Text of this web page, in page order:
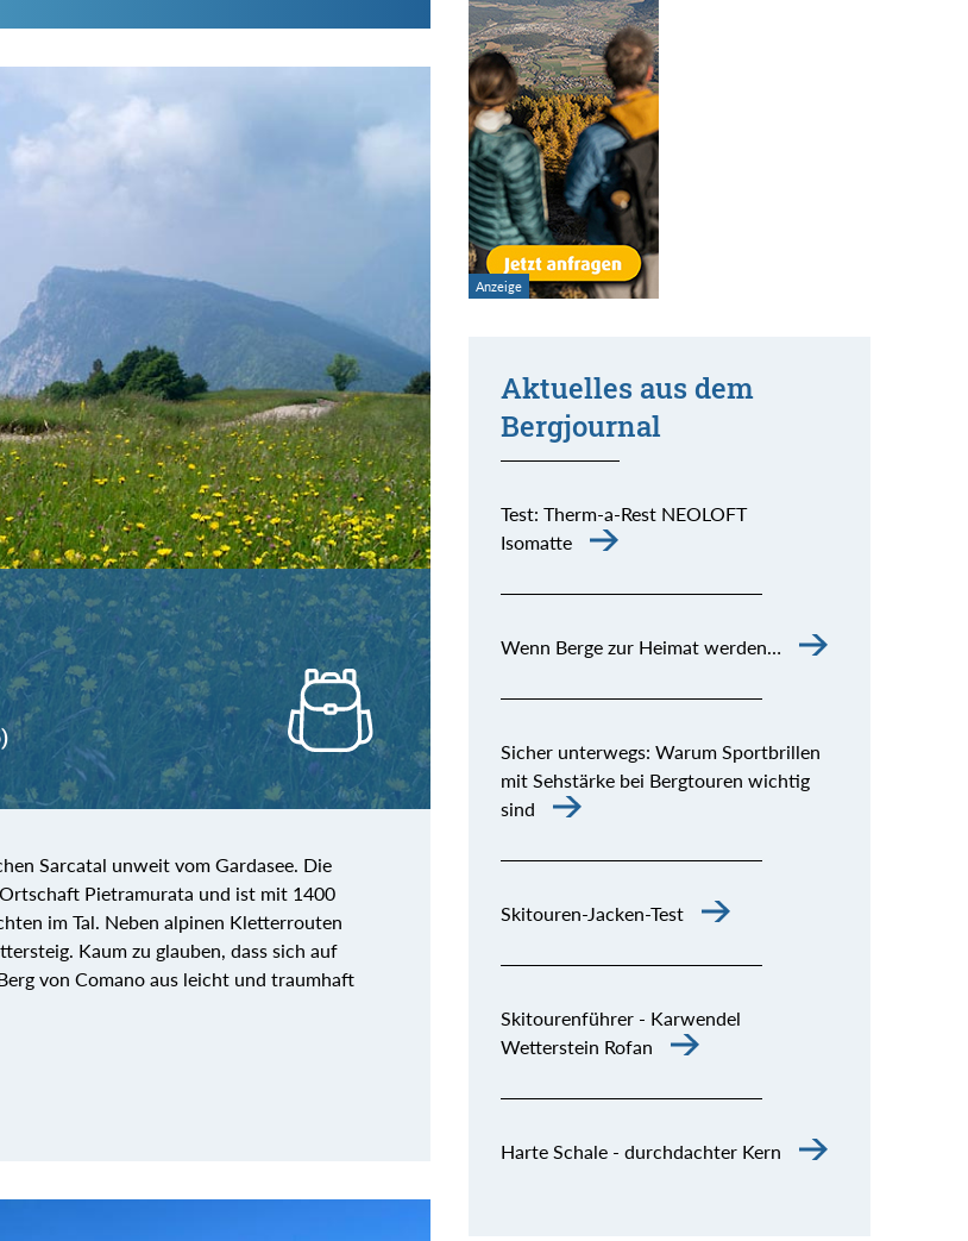
Tour:
(Tourdauer):
bis
Sarcatal unweit vom Gardasee. Die
Pietramurata und ist mit 1400
im Tal. Neben alpinen Kletterrouten
Kaum zu glauben, dass sich auf
von Comano aus leicht und traumhaft
Aktuelles aus dem
Bergjournal
Test: Therm-a-Rest NEOLOFT
Isomatte
Wenn Berge zur Heimat werden…
Sicher unterwegs: Warum Sportbrillen
mit Sehstärke bei Bergtouren wichtig
sind
Skitouren-Jacken-Test
Skitourenführer - Karwendel
Wetterstein Rofan
Harte Schale - durchdachter Kern